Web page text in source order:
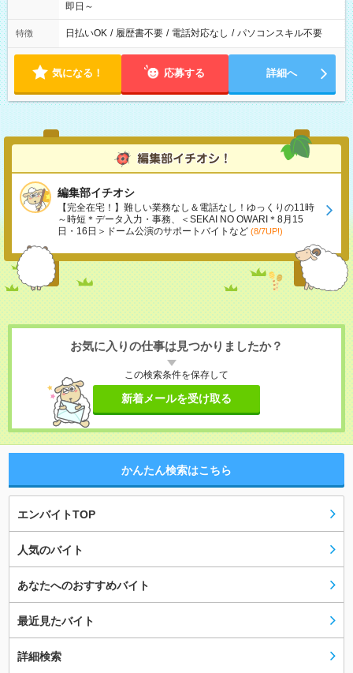
即日～
特徴 日払いOK / 履歴書不要 / 電話対応なし / パソコンスキル不要
気になる！ 応募する 詳細へ
編集部イチオシ
【完全在宅！】難しい業務なし＆電話なし！ゆっくりの11時
～時短＊データ入力・事務、＜SEKAI NO OWARI＊8月15
日・16日＞ドーム公演のサポートバイトなど (8/7UP!)
お気に入りの仕事は見つかりましたか？
この検索条件を保存して
新着メールを受け取る
かんたん検索はこちら
エンバイトTOP
人気のバイト
あなたへのおすすめバイト
最近見たバイト
詳細検索